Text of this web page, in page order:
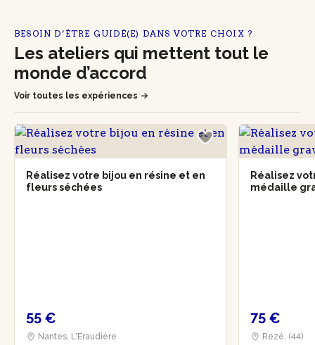
BESOIN D’ÊTRE GUIDÉ(E) DANS VOTRE CHOIX ?
Les ateliers qui mettent tout le
monde d’accord
Voir toutes les expériences
Réalisez votre bijou en résine et en
fleurs séchées
55 €
Nantes, L'Eraudière
Réalisez
médaille
75 €
Rezé, (44)